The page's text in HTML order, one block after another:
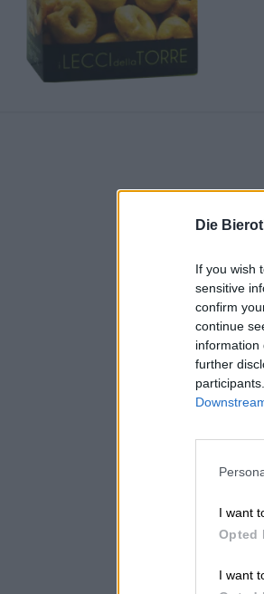
Die
If you wish
sensitive
confirm
continue
information
further
I want
Opted
I want